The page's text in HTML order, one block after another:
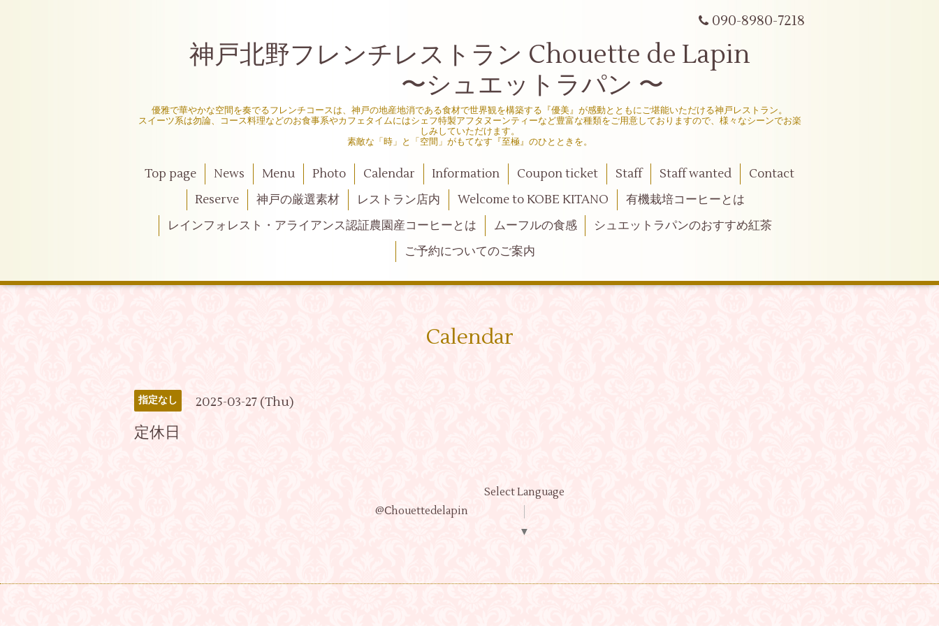
090-8980-7218
神戸北野フレンチレストラン Chouette de Lapin
〜シュエットラパン 〜
優雅で華やかな空間を奏でるフレンチコースは、神戸の地産地消である食材で世界観を構築する『優美』が感動とともにご堪能いただける神戸レストラン。
スイーツ系は勿論、コース料理などのお食事系やカフェタイムにはシェフ特製アフタヌーンティーなど豊富な種類をご用意しておりますので、様々なシーンでお楽
しみしていただけます。
素敵な「時」と「空間」がもてなす『至極』のひとときを。
Top page News Menu Photo Calendar Information Coupon ticket Staff Staff wanted
Contact
Reserve
神戸の厳選素材 レストラン店内 Welcome to KOBE KITANO
有機栽培コーヒーとは
レインフォレスト・アライアンス認証農園産コーヒーとは
ムーフルの食感
シュエットラパンのおすすめ紅茶
ご予約についてのご案内
Calendar
指定なし 2025-03-27 (Thu)
定休日
@Ⅽhouettedelapin
Select Language
▼